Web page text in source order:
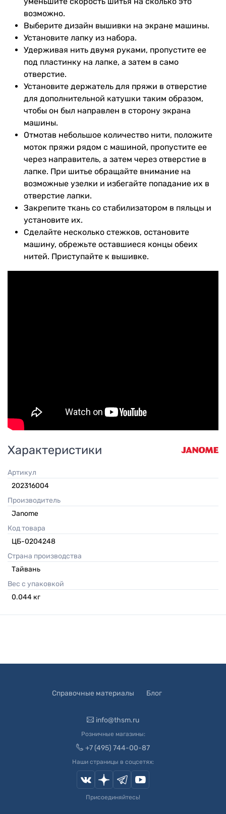
возможно.
Выберите дизайн вышивки на экране машины.
Установите лапку из набора.
Удерживая нить двумя руками, пропустите ее
под пластинку на лапке, а затем в само
отверстие.
Установите держатель для пряжи в отверстие
для дополнительной катушки таким образом,
чтобы он был направлен в сторону экрана
машины.
Отмотав небольшое количество нити, положите
моток пряжи рядом с машиной, пропустите ее
через направитель, а затем через отверстие в
лапке. При шитье обращайте внимание на
возможные узелки и избегайте попадание их в
отверстие лапки.
Закрепите ткань со стабилизатором в пяльцы и
установите их.
Сделайте несколько стежков, остановите
машину, обрежьте оставшиеся концы обеих
нитей. Приступайте к вышивке.
Характеристики
Артикул
202316004
Производитель
Janome
Код товара
ЦБ-0204248
Страна производства
Тайвань
Вес с упаковкой
0.044 кг
Справочные материалы Блог
info@thsm.ru
Розничные магазины:
+7 (495) 744-00-87
Наши страницы в соцсетях:
Присоединяйтесь!